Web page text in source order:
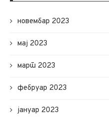
новембар 2023
мај 2023
март 2023
фебруар 2023
јануар 2023